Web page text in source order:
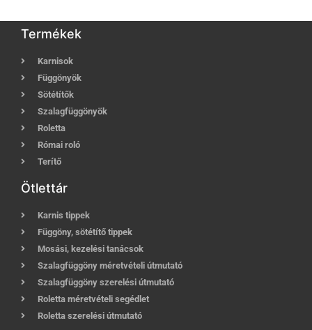
Termékek
Karnisok
Függönyök
Sötétítők
Szalagfüggönyök
Roletta
Római roló
Terítő
Ötlettár
Karnis tippek
Függöny, sötétítő tippek
Mosási, kezelési tanácsok
Szalagfüggöny méretvételi útmutató
Szalagfüggöny szerelési útmutató
Roletta méretvételi segédlet
Roletta szerelési útmutató